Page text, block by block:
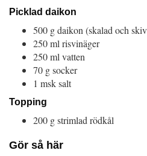
Picklad daikon
500 g daikon (skalad och
250 ml risvinäger
250 ml vatten
70 g socker
1 msk salt
Topping
200 g strimlad rödkål
Gör så här